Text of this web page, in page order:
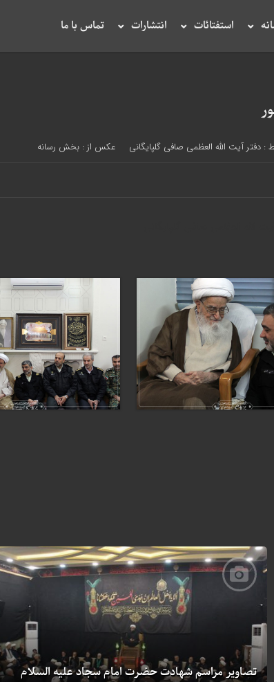
استفتائات انتشارات تماس با ما
: دفتر آیت الله العظمی صافی گلپایگانی عکس از : بخش رسانه
تصاویر مراسم شهادت حضرت امام سجاد علیه السلام